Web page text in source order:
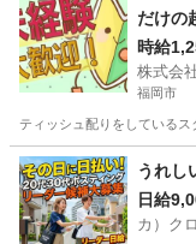
だけの
へのネ
時給
株式会
福岡市
ティッシュ配りをしている
福岡 福岡市 その他
うれし
日給
カ）ク